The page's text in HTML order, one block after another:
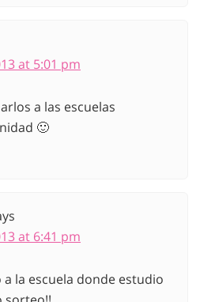
at 5:01 pm
a las escuelas
🙂
at 6:41 pm
la escuela donde estudio